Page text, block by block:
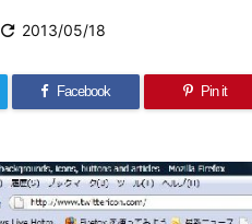
 2013/05/18
Facebook Pin it